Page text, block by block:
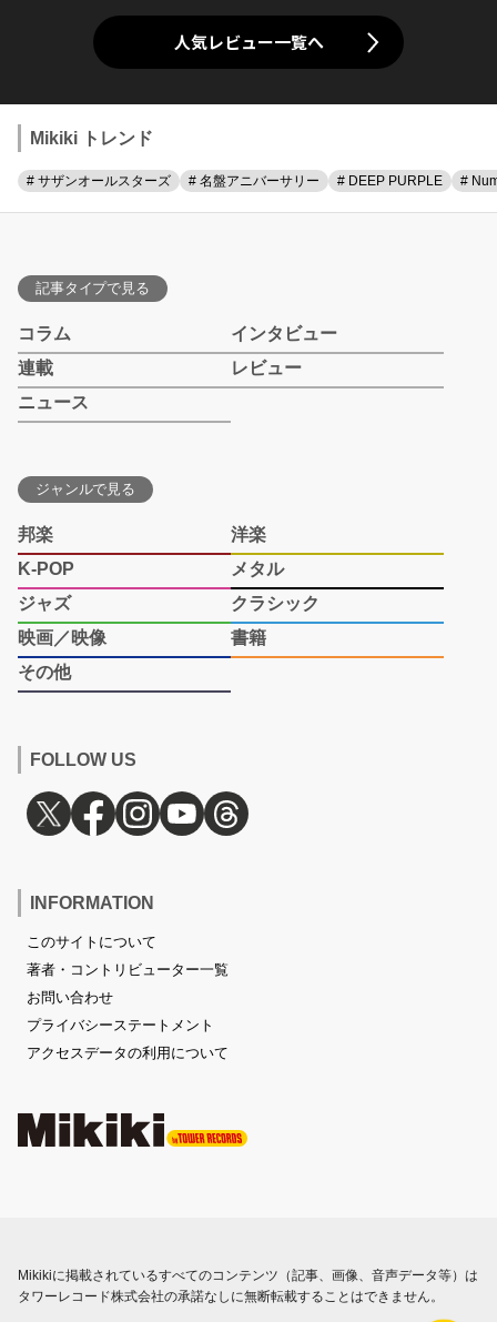
人気レビュー一覧へ
Mikiki トレンド
# サザンオールスターズ # 名盤アニバーサリー # DEEP PURPLE #
記事タイプで見る
コラム
インタビュー
連載
レビュー
ニュース
ジャンルで見る
邦楽
洋楽
K-POP
メタル
ジャズ
クラシック
映画／映像
書籍
その他
FOLLOW US
INFORMATION
このサイトについて
著者・コントリビューター一覧
お問い合わせ
プライバシーステートメント
アクセスデータの利用について
Mikikiに掲載されているすべてのコンテンツ（記事、画像、音声データ等）は
タワーレコード株式会社の承諾なしに無断転載することはできません。